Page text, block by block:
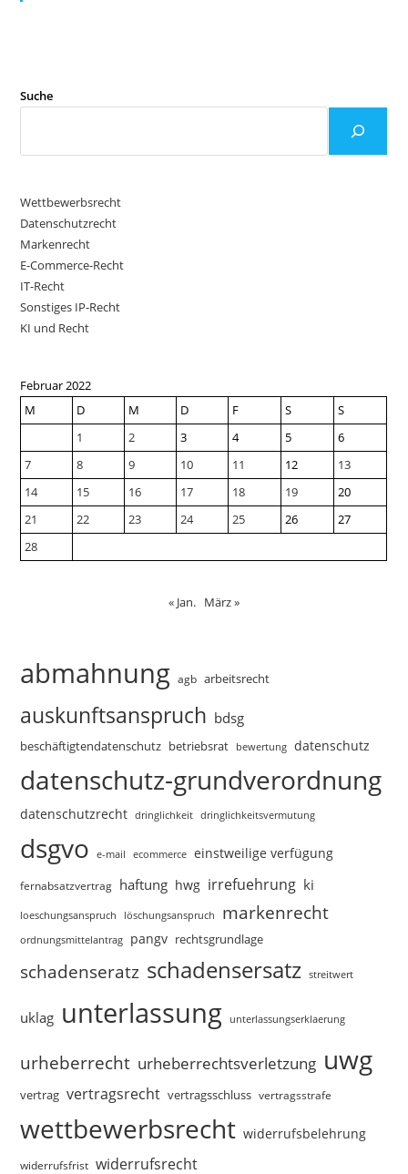
Suche
Wettbewerbsrecht
Datenschutzrecht
Markenrecht
E-Commerce-Recht
IT-Recht
Sonstiges IP-Recht
KI und Recht
Februar 2022
M
D M D F S
S
1
2 3 4 5
6
7
8 9 10 11 12
13
14
15 16 17 18 19
20
21
22 23 24 25 26
27
28
« Jan. März »
abmahnung agb arbeitsrecht
auskunftsanspruch bdsg
beschäftigtendatenschutz betriebsrat bewertung datenschutz
datenschutz-grundverordnung
datenschutzrecht dringlichkeit dringlichkeitsvermutung
dsgvo e-mail ecommerce einstweilige verfügung
fernabsatzvertrag haftung hwg irrefuehrung ki
loeschungsanspruch löschungsanspruch markenrecht
ordnungsmittelantrag pangv rechtsgrundlage
schadenseratz schadensersatz streitwert
uklag unterlassung unterlassungserklaerung
urheberrecht urheberrechtsverletzung uwg
vertrag vertragsrecht vertragsschluss vertragsstrafe
wettbewerbsrecht widerrufsbelehrung
widerrufsfrist widerrufsrecht